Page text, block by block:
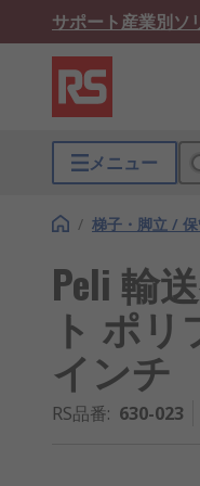
サポート産業別ソ
メニュー
/ 梯子・脚立 /
Peli 輸
ト ポリ
インチ
RS品番: 630-023